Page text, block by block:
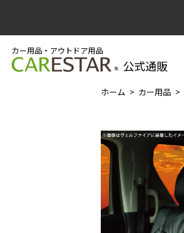
カー用品・アウトドア用品
公式通販
ホーム カー用品